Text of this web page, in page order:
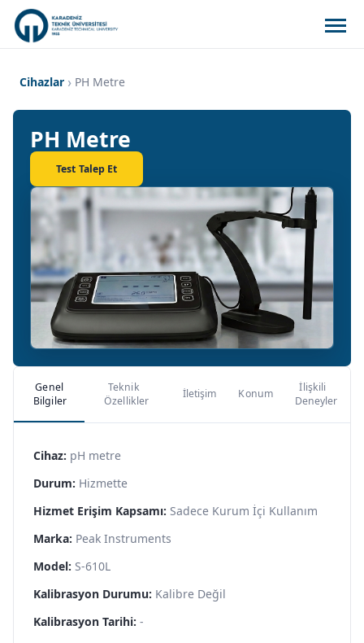
Cihazlar PH Metre
PH Metre
Test Talep Et
Genel
Bilgiler
Teknik
Özellikler
İletişim Konum
İlişkili
Deneyler
Cihaz: pH metre
Durum: Hizmette
Hizmet Erişim Kapsamı: Sadece Kurum İçi Kullanım
Marka: Peak Instruments
Model: S-610L
Kalibrasyon Durumu: Kalibre Değil
Kalibrasyon Tarihi: -